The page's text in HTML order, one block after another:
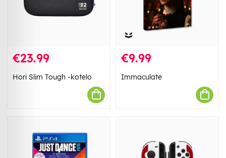
€23.99
Hori Slim Tough -kotelo
€9.99
Immaculate